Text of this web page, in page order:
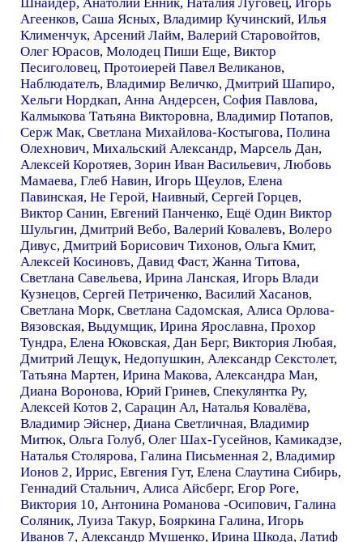
Агеенков, Саша Ясных, Владимир Кучинский, Илья
Клименчук, Арсений Лайм, Валерий Старовойтов,
Олег Юрасов, Молодец Пиши Еще, Виктор
Песиголовец, Протоиерей Павел Великанов,
Наблюдателъ, Владимир Величко, Дмитрий Шапиро,
Хельги Нордкап, Анна Андерсен, София Павлова,
Калмыкова Татьяна Викторовна, Владимир Потапов,
Серж Мак, Светлана Михайлова-Костыгова, Полина
Олехнович, Михальский Александр, Марсель Дан,
Алексей Коротяев, Зорин Иван Васильевич, Любовь
Мамаева, Глеб Навин, Игорь Щеулов, Елена
Павинская, Не Герой, Наивный, Сергей Горцев,
Виктор Санин, Евгений Панченко, Ещё Один Виктор
Шульгин, Дмитрий Вебо, Валерий Ковалевъ, Волеро
Дивус, Дмитрий Борисович Тихонов, Ольга Кмит,
Алексей Косиновъ, Давид Фаст, Жанна Титова,
Светлана Савельева, Ирина Ланская, Игорь Влади
Кузнецов, Сергей Петриченко, Василий Хасанов,
Светлана Морк, Светлана Садомская, Алиса Орлова-
Вязовская, Выдумщик, Ирина Ярославна, Прохор
Тундра, Елена Юковская, Дан Берг, Виктория Любая,
Дмитрий Лещук, Недопушкин, Александр Секстолет,
Татьяна Мартен, Ирина Макова, Александра Ман,
Диана Воронова, Юрий Гринев, Спекулянтка Ру,
Алексей Котов 2, Сарацин Ал, Наталья Ковалёва,
Владимир Эйснер, Диана Светличная, Владимир
Митюк, Ольга Голуб, Олег Шах-Гусейнов, Камикадзе,
Наталья Столярова, Галина Письменная 2, Владимир
Ионов 2, Иррис, Евгения Гут, Елена Слаутина Сибирь,
Геннадий Стальнич, Алиса Айсберг, Егор Роге,
Виктория 10, Антонина Романова -Осипович, Галина
Соляник, Луиза Такур, Бояркина Галина, Игорь
Иванов 7, Александр Мушенко, Ирина Шкода, Латиф